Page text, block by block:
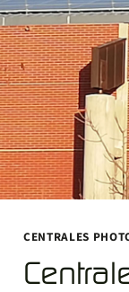
CENTRALES